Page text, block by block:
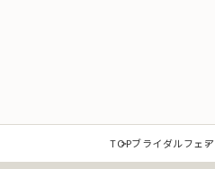
TOPブライダルフェア